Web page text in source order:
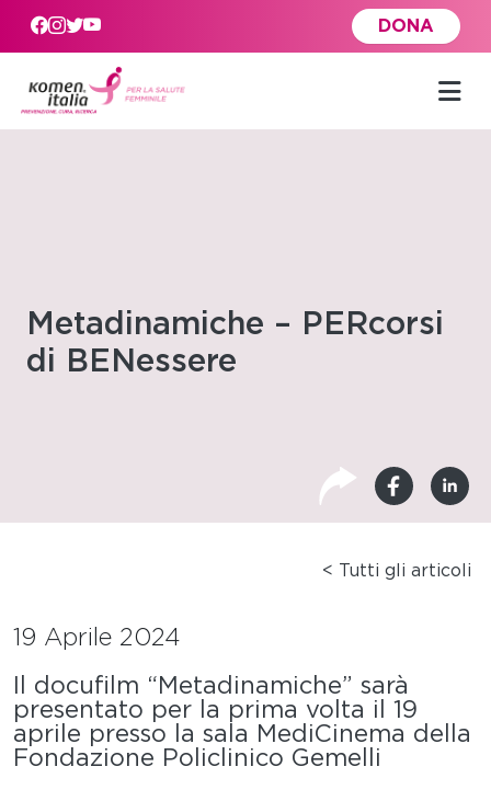
Skip to main content
DONA
Metadinamiche – PERcorsi
di BENessere
< Tutti gli articoli
19 Aprile 2024
Il docufilm “Metadinamiche” sarà
presentato per la prima volta il 19
aprile presso la sala MediCinema della
Fondazione Policlinico Gemelli